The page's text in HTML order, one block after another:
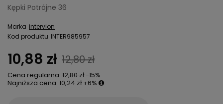
Kępki Potrójne 36
Marka intervion
Kod produktu INTER985957
10,88 zł 12,80 zł
Cena regularna: 12,80 zł-15%
Najniższa cena: 10,24 zł +6%